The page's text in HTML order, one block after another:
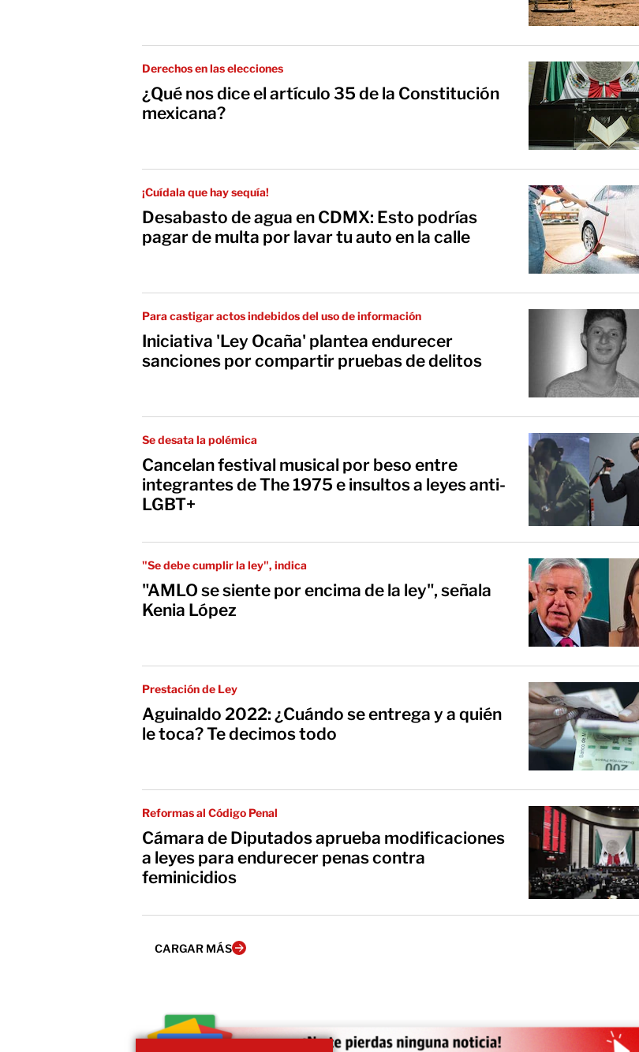
Derechos en las elecciones
¿Qué nos dice el artículo 35 de la Constitución
mexicana?
¡Cuídala que hay sequía!
Desabasto de agua en CDMX: Esto podrías
pagar de multa por lavar tu auto en la calle
Para castigar actos indebidos del uso de información
Iniciativa 'Ley Ocaña' plantea endurecer
sanciones por compartir pruebas de delitos
Se desata la polémica
Cancelan festival musical por beso entre
integrantes de The 1975 e insultos a leyes anti-
LGBT+
"Se debe cumplir la ley", indica
"AMLO se siente por encima de la ley", señala
Kenia López
Prestación de Ley
Aguinaldo 2022: ¿Cuándo se entrega y a quién
le toca? Te decimos todo
Reformas al Código Penal
Cámara de Diputados aprueba modificaciones
a leyes para endurecer penas contra
feminicidios
CARGAR MÁS